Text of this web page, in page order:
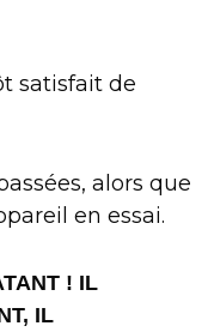
satisfait de
alors que
en essai.
! IL
IL